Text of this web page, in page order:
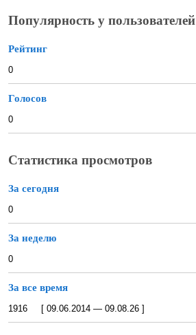
Популярность у пользователей
Рейтинг
0
Голосов
0
Статистика просмотров
За сегодня
0
За неделю
0
За все время
1916 [ 09.06.2014 — 09.08.26 ]